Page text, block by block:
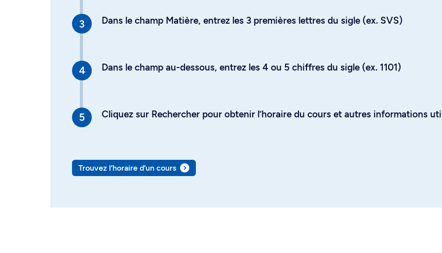
Dans le champ Matière, entrez les 3 premières lettres du sigle (ex. SVS)
Dans le champ au-dessous, entrez les 4 ou 5 chiffres du sigle (ex. 1101)
Cliquez sur Rechercher pour obtenir l’horaire du cours et autres informations
Trouvez l’horaire d’un cours